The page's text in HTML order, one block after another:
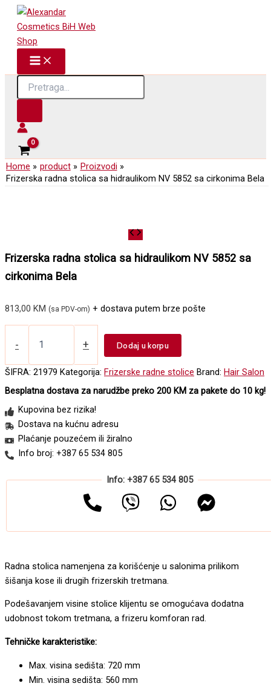
Skip
content
Products
search
Home product
Proizvodi
Frizerska radna stolica sa hidraulikom NV 5852 sa cirkonima Bela
Frizerska radna stolica sa hidraulikom NV 5852 sa
cirkonima Bela
813,00 KM (sa PDV-om) + dostava putem brze pošte
-
Frizerska
sa
hidraulikom
NV
sa
cirkonima
Bela
količina
+ Dodaj u korpu
ŠIFRA: 21979 Kategorija: Frizerske radne stolice Brand: Hair Salon
Besplatna dostava za narudžbe preko 200 KM za pakete do 10 kg!
Kupovina bez rizika!
Dostava na kućnu adresu
Plaćanje pouzećem ili žiralno
Info broj: +387 65 534 805
Info: +387 65 534 805
Radna stolica namenjena za korišćenje u salonima prilikom
šišanja kose ili drugih frizerskih tretmana.
Podešavanjem visine stolice klijentu se omogućava dodatna
udobnost tokom tretmana, a frizeru komforan rad.
Tehničke karakteristike:
Max. visina sedišta: 720 mm
Min. visina sedišta: 560 mm